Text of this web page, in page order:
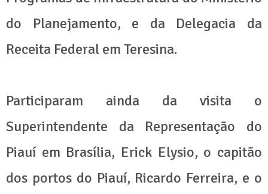
do Planejamento, e da Delegacia da
Receita Federal em Teresina.
Participaram ainda da visita o
Superintendente da Representação do
Piauí em Brasília, Erick Elysio, o capitão
dos portos do Piauí, Ricardo Ferreira, e o